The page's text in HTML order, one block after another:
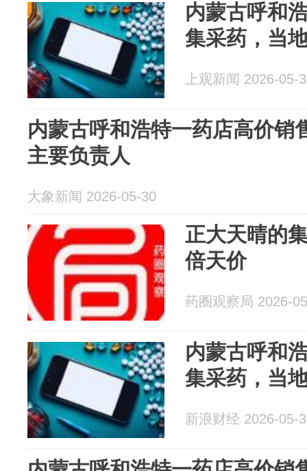
内蒙古呼和
集采药，当
上观新闻 2026-05-
内蒙古呼和浩特一药店高价销
主要负责人
大象新闻 2026-05-30
正大天晴的
倍天价
药圈观察局 2026-
内蒙古呼和
集采药，当
新浪财经 2026-05-